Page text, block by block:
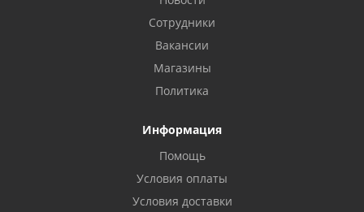
Сотрудники
Вакансии
Магазины
Политика
Информация
Помощь
Условия оплаты
Условия доставки